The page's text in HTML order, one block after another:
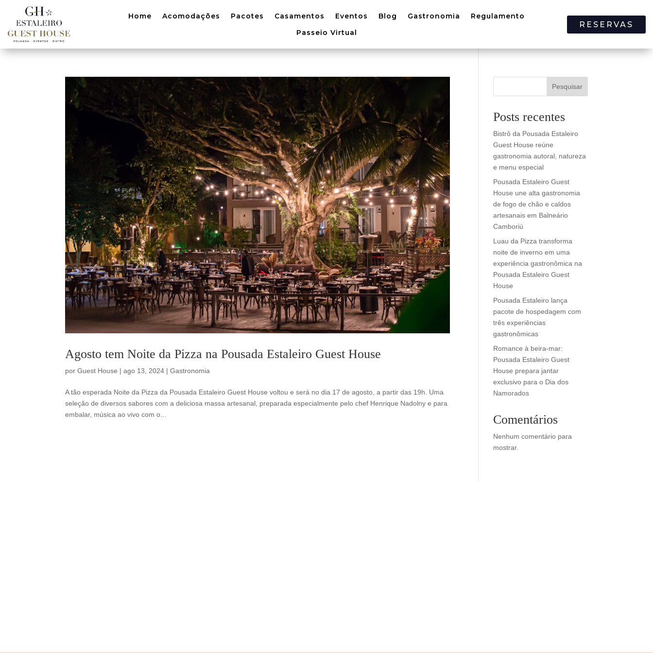
Home Acomodações Pacotes Casamentos Eventos Blog Gastronomia
Regulamento
Passeio Virtual
RESERVAS
Agosto tem Noite da Pizza na Pousada Estaleiro Guest House
porGuest House |ago 13, 2024 |Gastronomia
A tão esperada Noite da Pizza da Pousada Estaleiro Guest House voltou e será no dia 17 de agosto, a partir das 19h. Uma
seleção de diversos sabores com a deliciosa massa artesanal, preparada especialmente pelo chef Henrique Nadolny e para
embalar, música ao vivo com o...
Pesquisar
Posts recentes
Bistrô da Pousada Estaleiro
Guest House reúne
gastronomia autoral, natureza
e menu especial
Pousada Estaleiro Guest
House une alta gastronomia
de fogo de chão e caldos
artesanais em Balneário
Camboriú
Luau da Pizza transforma
noite de inverno em uma
experiência gastronômica na
Pousada Estaleiro Guest
House
Pousada Estaleiro lança
pacote de hospedagem com
três experiências
gastronômicas
Romance à beira-mar:
Pousada Estaleiro Guest
House prepara jantar
exclusivo para o Dia dos
Namorados
Comentários
Nenhum comentário para
mostrar.